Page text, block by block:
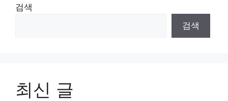
검색
검색
최신 글